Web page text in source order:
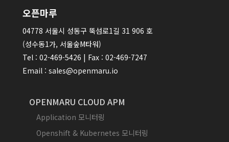
오픈마루
04778 서울시 성동구 뚝섬로1길 31 906 호
(성수동1가, 서울숲M타워)
Tel : 02-469-5426 | Fax : 02-469-7247
Email : sales@openmaru.io
OPENMARU CLOUD APM
Application 모니터링
Openshift & Kubernetes 모니터링